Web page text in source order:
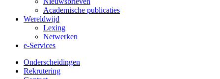
Academische publicaties
Wereldwijd
Lexing
Netwerken
e-Services
Onderscheidingen
Rekrutering